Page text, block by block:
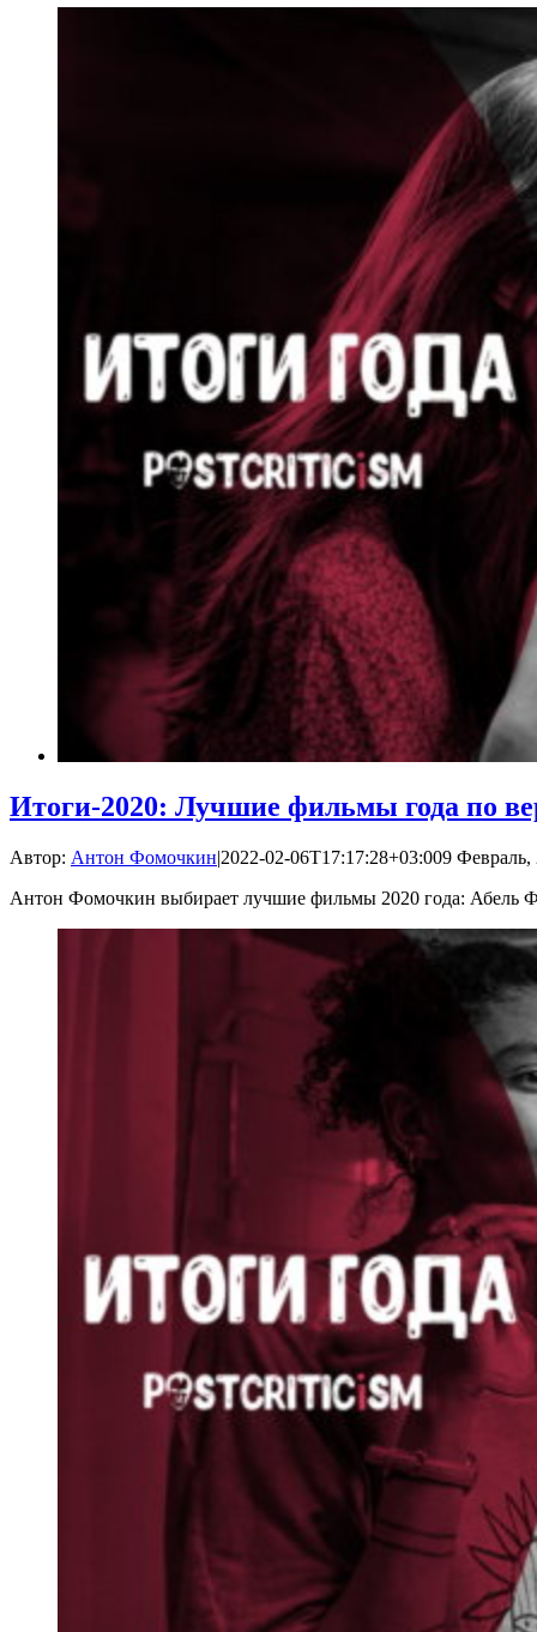
Итоги-2020: Лучшие фильмы года по
Автор: Антон Фомочкин|2022-02-06T17:17:28+03:009 Февраль,
Антон Фомочкин выбирает лучшие фильмы 2020 года: Абель